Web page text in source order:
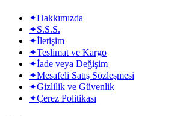
✦Hakkımızda
✦S.S.S.
✦İletişim
✦Teslimat ve Kargo
✦İade veya Değişim
✦Mesafeli Satış Sözleşmesi
✦Gizlilik ve Güvenlik
✦Çerez Politikası